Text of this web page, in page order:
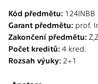
Kód předmětu: 124INBB
Garant předmětu: prof.
Zakončení předmětu:
Počet kreditů: 4 kred.
Rozsah výuky: 2+1